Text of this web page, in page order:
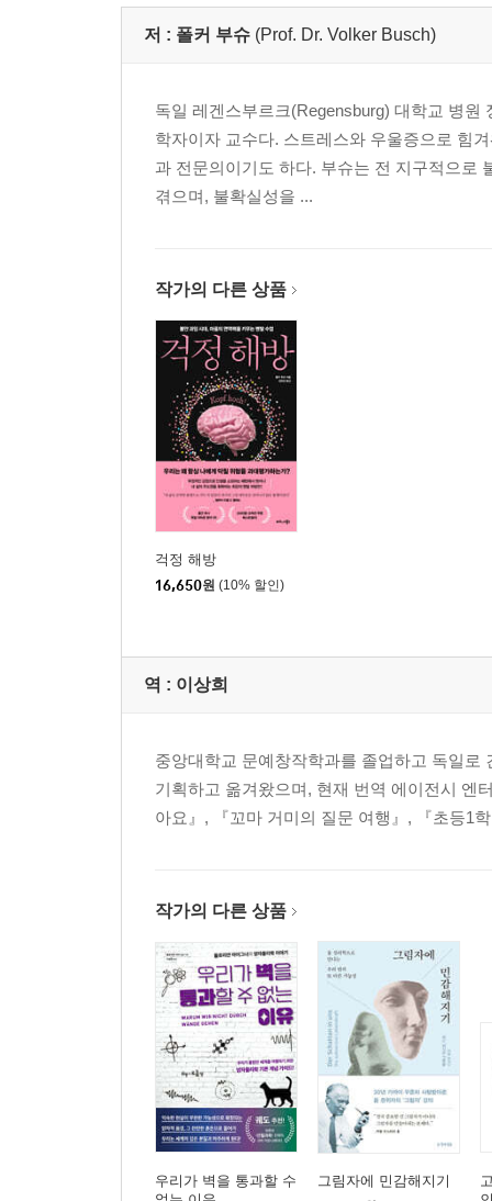
저 : 폴커 부슈 (Prof. Dr. Volker Busch)
독일 레겐스부르크(Regensburg) 대학교 병
학자이자 교수다. 스트레스와 우울증으로 힘
과 전문의이기도 하다. 부슈는 전 지구적으로
겪으며, 불확실성을 ...
작가의 다른 상품
걱정 해방
16,650원 (10% 할인)
역 : 이상희
중앙대학교 문예창작학과를 졸업하고 독일
기획하고 옮겨왔으며, 현재 번역 에이전시 엔
아요』, 『꼬마 거미의 질문 여행』, 『초등1
작가의 다른 상품
우리가 벽을 통과할 수
그림자에 민감해지기